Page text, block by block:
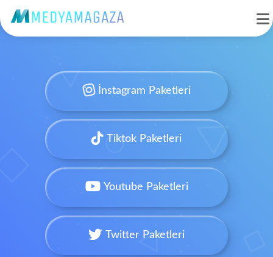
İnstagram Paketleri
Tiktok Paketleri
Youtube Paketleri
Twitter Paketleri